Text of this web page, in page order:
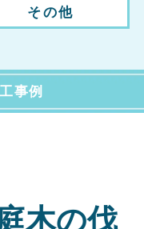
その他
事例
木の伐